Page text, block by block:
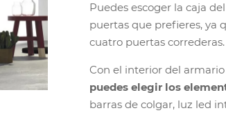
Puedes escoger la caja
puertas que prefieres, ya
cuatro puertas correderas.
Con el interior del
puedes elegir los
barras de colgar, luz led